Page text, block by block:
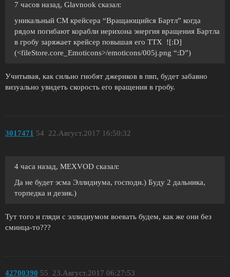
7 часов назад, Glavnook сказал:
уникальный СМ крейсера “Вращающийся Бартл” когда
рядом погибают корабли иерихона энергия вращения Бартла
в гробу заряжает крейсер повышая его ТТХ ![:D]
(<fileStore.core_Emoticons>/emoticons/005j.png “:D”)
Учитывая, как сильно гнобят джериков в пвп, будет забавно
визуально увидеть скорость его вращения в гробу.
3017471 22.Август.2017 16:50:32
54
4 часа назад, MEXVOD сказал:
Да не будет эсма Эллидиума, господи.) Буду 2 дальника,
торпедка и дезик.)
Тут того и гляди с эллидиумом воевать будем, как же они без
сминца-то???
42700390 23.Август.2017 06:27:53
55